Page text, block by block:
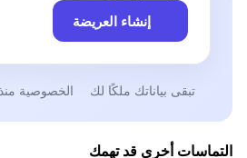
إنشاء العريضة
تبقى بياناتك ملكًا لك الخصوصية
التماسات أخرى قد تهمك